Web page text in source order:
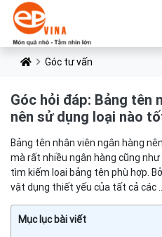
Góc tư vấn
Góc hỏi đáp: Bảng tên
nên sử dụng loại nào
Bảng tên nhân viên ngân hàng
mà rất nhiều ngân hàng cũng
tìm kiếm loại bảng tên phù hợp.
vật dụng thiết yếu của tất cả các
Mục lục bài viết